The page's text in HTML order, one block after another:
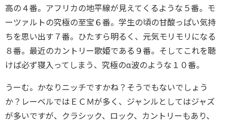
高の４番。アフリカの地平線が見えてくるような５番。モ
ーツァルトの究極の至宝６番。学生の頃の甘酸っぱい気持
ちを思い出す７番。ひたすら明るく、元気モリモリになる
８番。最近のカントリー歌姫である９番。そしてこれを聴
けば必ず寝入ってしまう、究極のα波のような１０番。
うーむ。かなりニッチですかね？そうでもないでしょう
か？レーベルではＥＣＭが多く、ジャンルとしてはジャズ
が多いですが、クラシック、ロック、カントリーもあり、